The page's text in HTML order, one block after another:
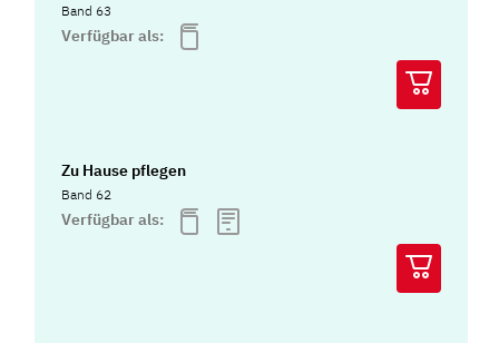
Band 63
Verfügbar als:
Zu Hause pflegen
Band 62
Verfügbar als: